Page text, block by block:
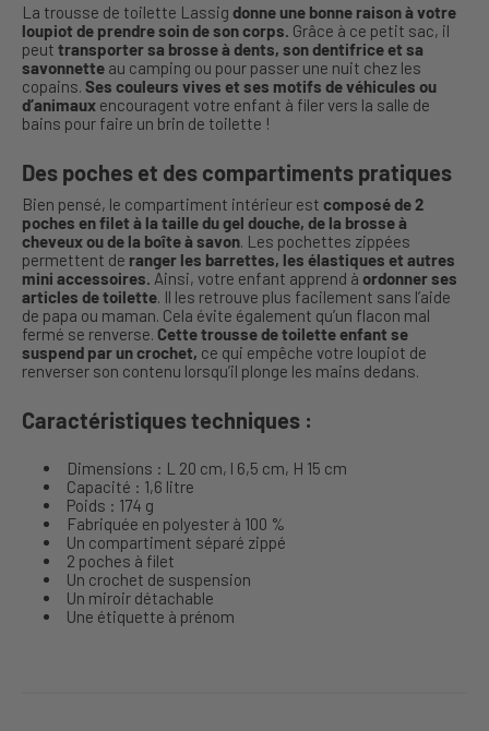
La trousse de toilette Lassig donne une bonne raison à votre
loupiot de prendre soin de son corps. Grâce à ce petit sac, il
peut transporter sa brosse à dents, son dentifrice et sa
savonnette au camping ou pour passer une nuit chez les
copains. Ses couleurs vives et ses motifs de véhicules ou
d’animaux encouragent votre enfant à filer vers la salle de
bains pour faire un brin de toilette !
Des poches et des compartiments pratiques
Bien pensé, le compartiment intérieur est composé de 2
poches en filet à la taille du gel douche, de la brosse à
cheveux ou de la boîte à savon. Les pochettes zippées
permettent de ranger les barrettes, les élastiques et autres
mini accessoires. Ainsi, votre enfant apprend à ordonner ses
articles de toilette. Il les retrouve plus facilement sans l’aide
de papa ou maman. Cela évite également qu’un flacon mal
fermé se renverse. Cette trousse de toilette enfant se
suspend par un crochet, ce qui empêche votre loupiot de
renverser son contenu lorsqu’il plonge les mains dedans.
Caractéristiques techniques :
Dimensions : L 20 cm, l 6,5 cm, H 15 cm
Capacité : 1,6 litre
Poids : 174 g
Fabriquée en polyester à 100 %
Un compartiment séparé zippé
2 poches à filet
Un crochet de suspension
Un miroir détachable
Une étiquette à prénom